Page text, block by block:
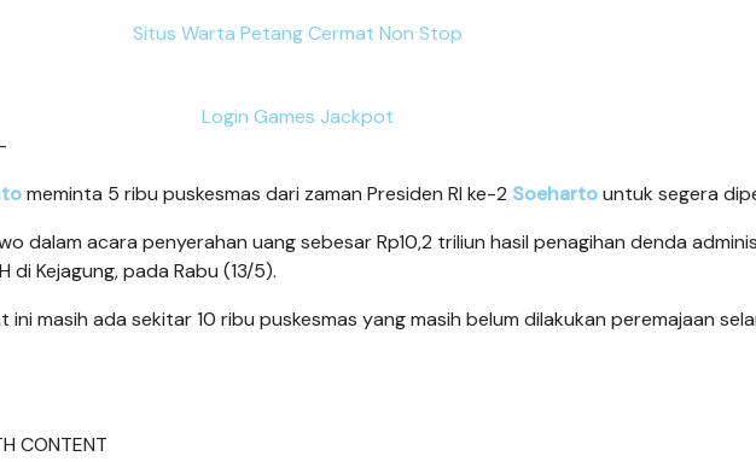
Situs Warta Petang Cermat Non Stop
Login Games Jackpot
meminta 5 ribu puskesmas dari zaman Presiden RI ke-2 Soehartountuk segera
dalam acara penyerahan uang sebesar Rp10,2 triliun hasil penagihan denda
di Kejagung, pada Rabu (13/5).
masih ada sekitar 10 ribu puskesmas yang masih belum dilakukan peremajaan
CONTENT